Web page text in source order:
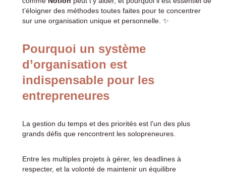
t’éloigner des méthodes toutes faites pour te concentrer
sur une organisation unique et personnelle. ✨
Pourquoi un système
d’organisation est
indispensable pour les
entrepreneures
La gestion du temps et des priorités est l’un des plus
grands défis que rencontrent les solopreneures.
Entre les multiples projets à gérer, les deadlines à
respecter, et la volonté de maintenir un équilibre